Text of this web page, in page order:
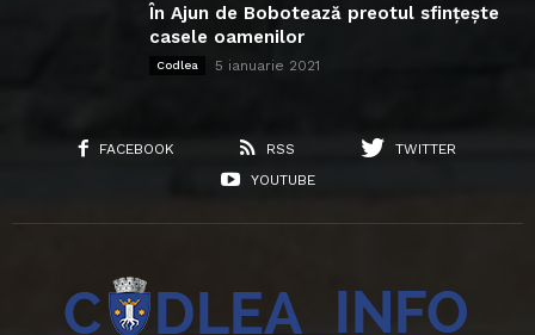
În Ajun de Bobotează preotul sfințește
casele oamenilor
Codlea 5 ianuarie 2021
FACEBOOK RSS
TWITTER
YOUTUBE